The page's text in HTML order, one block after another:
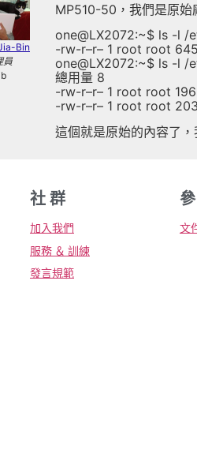
Bin
員
MP510-50，我們是原始
one@LX2072:~$ ls -l /
-rw-r–r– 1 root root
one@LX2072:~$ ls -l /
總用量 8
-rw-r–r– 1 root root
-rw-r–r– 1 root root
這個就是原始的內容了，
社 群
加入我們
服務 ＆ 訓練
發言規範
文